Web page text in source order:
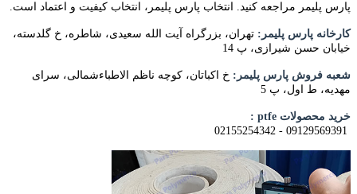
پارس پلیمر مراجعه کنید. انتخاب پارس پلیمر، انتخاب کیفیت و اعتماد است.
کارخانه پارس پلیمر: تهران، بزرگراه آیت الله سعیدی، شاطره، خ گلدسته،
خیابان حسن شیرازی، پ 14
شعبه فروش پارس پلیمر: خ اکباتان، کوچه ناظم الاطباءشمالی، سرای
مهدیه، ط اول، پ 5
خرید محصولات ptfe :